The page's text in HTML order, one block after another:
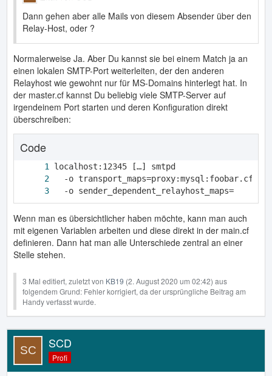
Dann gehen aber alle Mails von diesem Absender über den
Relay-Host, oder ?
Normalerweise Ja. Aber Du kannst sie bei einem Match ja an
einen lokalen SMTP-Port weiterleiten, der den anderen
Relayhost wie gewohnt nur für MS-Domains hinterlegt hat. In
der master.cf kannst Du beliebig viele SMTP-Server auf
irgendeinem Port starten und deren Konfiguration direkt
überschreiben:
Code
  -o sender_dependent_relayhost_maps=
Wenn man es übersichtlicher haben möchte, kann man auch
mit eigenen Variablen arbeiten und diese direkt in der main.cf
definieren. Dann hat man alle Unterschiede zentral an einer
Stelle stehen.
3 Mal editiert, zuletzt von KB19 (2. August 2020 um 02:42) aus
folgendem Grund: Fehler korrigiert, da der ursprüngliche Beitrag am
Handy verfasst wurde.
SCD
Profi